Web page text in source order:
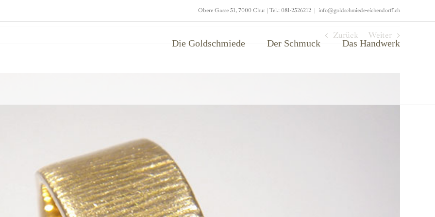
Obere Gasse 51, 7000 Chur | Tel.: 081-2526212 | info@goldschmiede-eichendorff.ch
Die Goldschmiede Der Schmuck Das Handwerk
Zurück Weiter